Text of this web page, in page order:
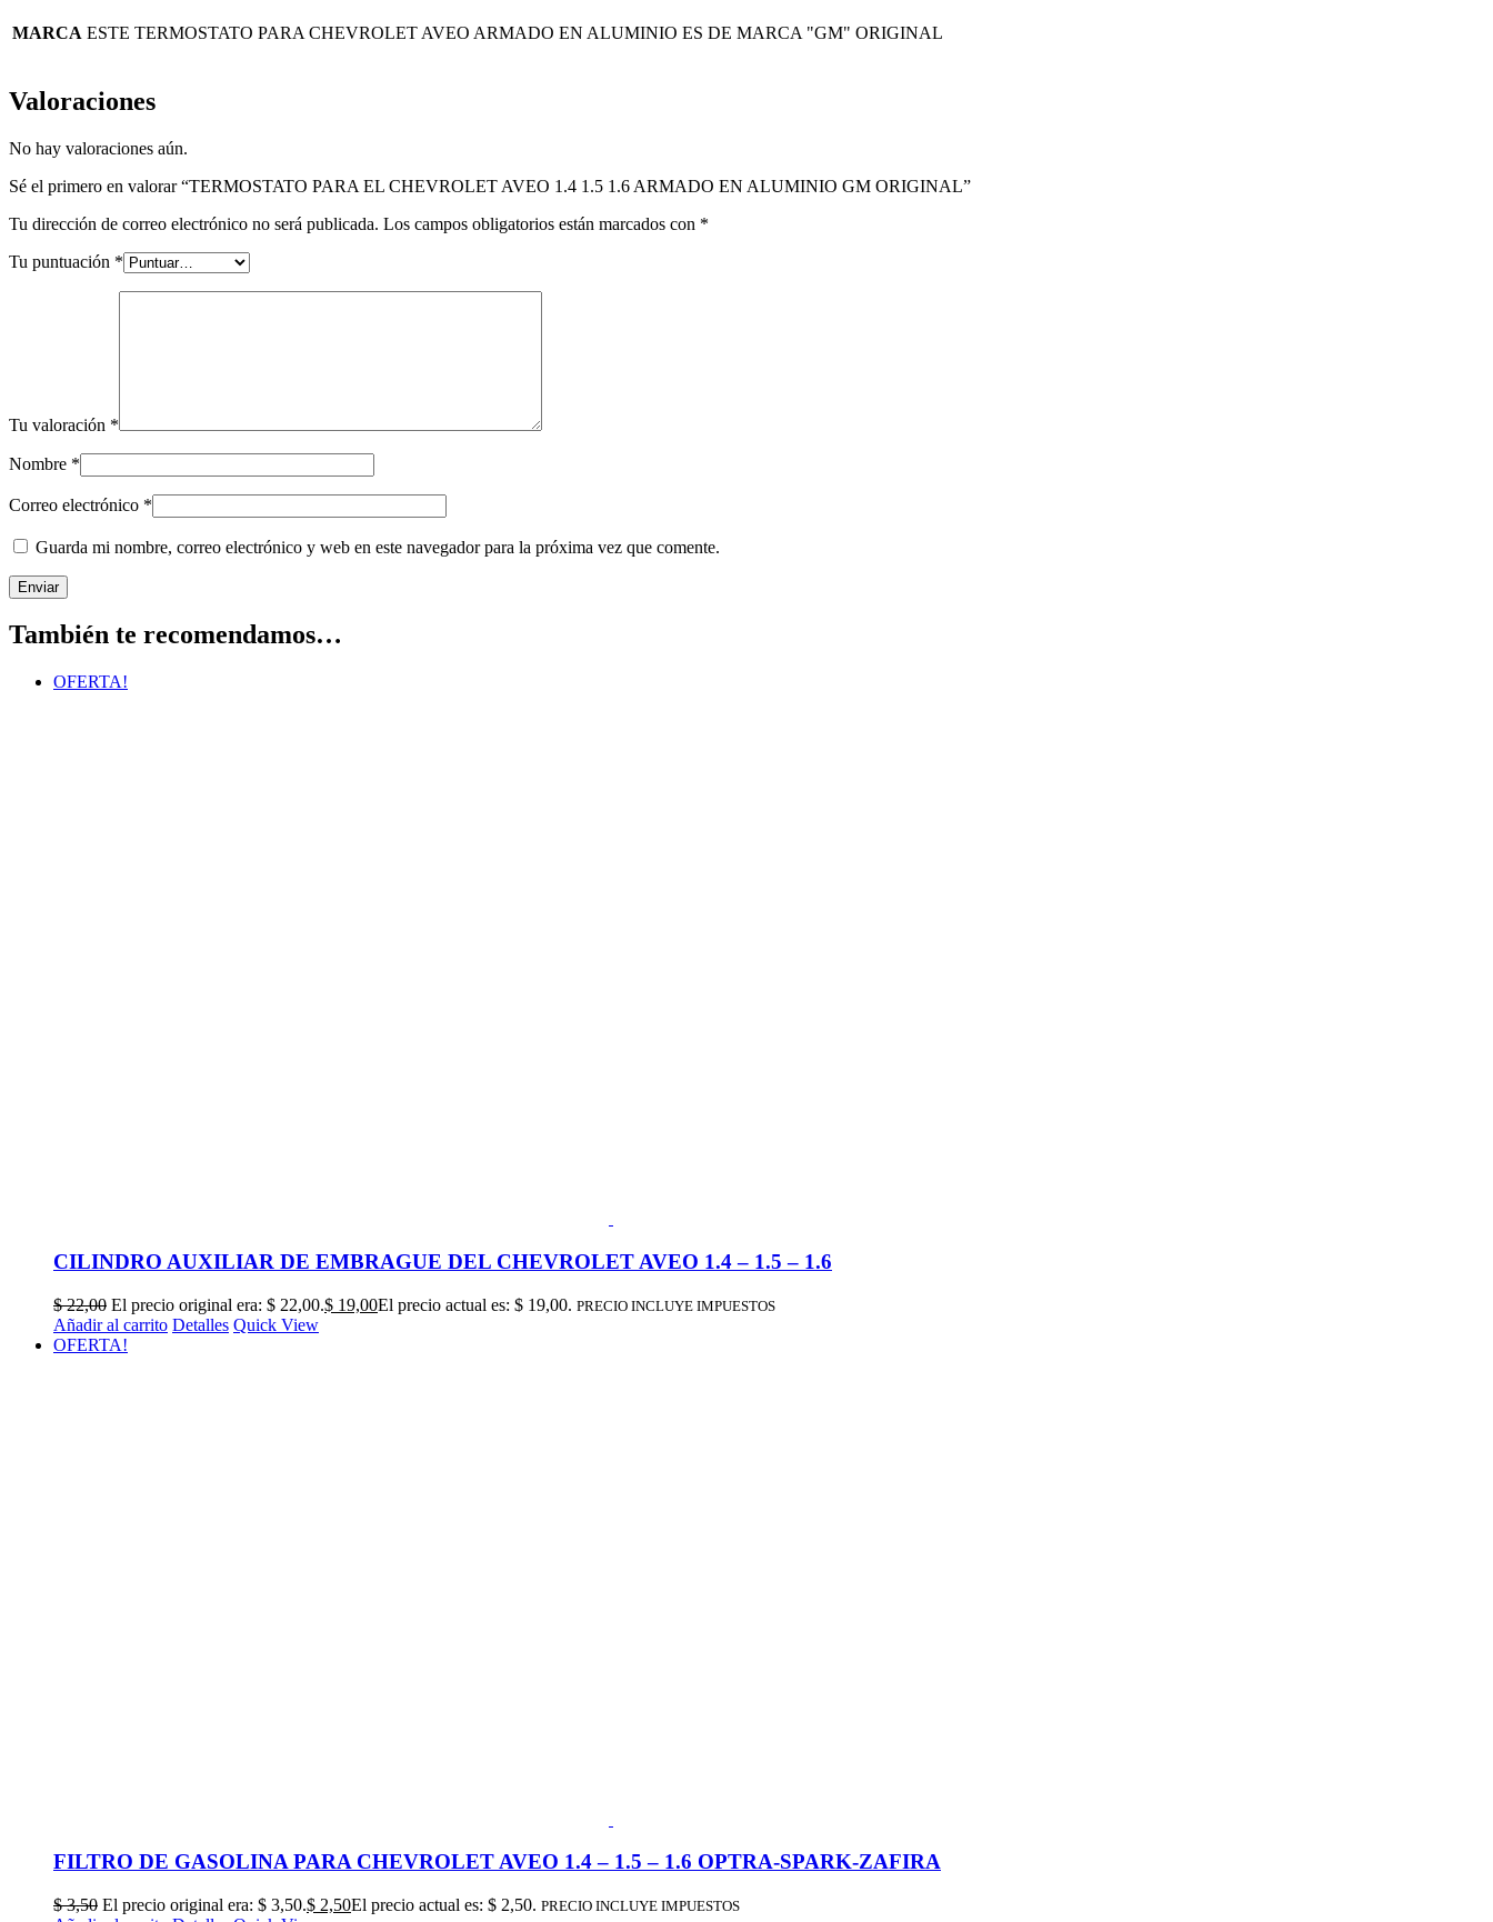
MARCA ESTE TERMOSTATO PARA CHEVROLET AVEO ARMADO EN ALUMINIO ES DE MARCA "GM" ORIGINAL
Valoraciones
No hay valoraciones aún.
Sé el primero en valorar “TERMOSTATO PARA EL CHEVROLET AVEO 1.4 1.5 1.6 ARMADO EN ALUMINIO GM ORIGINAL”
Tu dirección de correo electrónico no será publicada. Los campos obligatorios están marcados con *
Tu puntuación *
Tu valoración *
Nombre *
Correo electrónico *
Guarda mi nombre, correo electrónico y web en este navegador para la próxima vez que comente.
También te recomendamos…
OFERTA!
CILINDRO AUXILIAR DE EMBRAGUE DEL CHEVROLET AVEO 1.4 – 1.5 – 1.6
$22,00 El precio original era: $ 22,00.$ 19,00El precio actual es: $ 19,00. PRECIO INCLUYE IMPUESTOS
Añadir al carrito Detalles Quick View
OFERTA!
FILTRO DE GASOLINA PARA CHEVROLET AVEO 1.4 – 1.5 – 1.6 OPTRA-SPARK-ZAFIRA
$3,50 El precio original era: $ 3,50.$ 2,50El precio actual es: $ 2,50. PRECIO INCLUYE IMPUESTOS